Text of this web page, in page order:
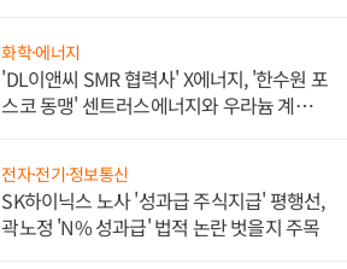
화학·에너지
'DL이앤씨 SMR 협력사' X에너지, '한수원 포
스코 동맹' 센트러스에너지와 우라늄 계약
전자·전기·정보통신
SK하이닉스 노사 '성과급 주식지급' 평행선,
곽노정 'N% 성과급' 법적 논란 벗을지 주목